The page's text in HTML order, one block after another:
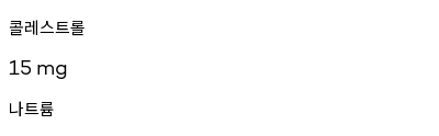
콜레스트롤
15 mg
나트륨